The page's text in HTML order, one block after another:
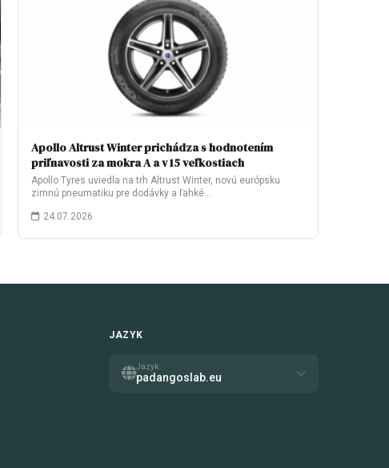
Apollo Altrust Winter prichádza s hodnotením
priľnavosti za mokra A a v 15 veľkostiach
Apollo Tyres uviedla na trh Altrust Winter, novú európsku
zimnú pneumatiku pre dodávky a ľahké…
24.07.2026
JAZYK
Jazyk
padangoslab.eu